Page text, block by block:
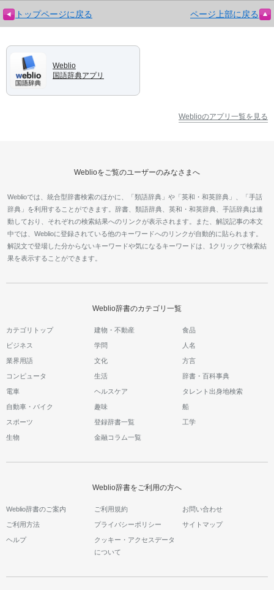
トップページに戻る ページ上部に戻る
Weblio
国語辞典アプリ
Weblioのアプリ一覧を見る
Weblioをご覧のユーザーのみなさまへ
Weblioでは、統合型辞書検索のほかに、「類語辞典」や「英和・和英辞典」、「手話
辞典」を利用することができます。辞書、類語辞典、英和・和英辞典、手話辞典は連
動しており、それぞれの検索結果へのリンクが表示されます。また、解説記事の本文
中では、Weblioに登録されている他のキーワードへのリンクが自動的に貼られます。
解説文で登場した分からないキーワードや気になるキーワードは、1クリックで検索結
果を表示することができます。
Weblio辞書のカテゴリ一覧
カテゴリトップ 建物・不動産 食品
ビジネス 学問 人名
業界用語 文化 方言
コンピュータ 生活 辞書・百科事典
電車 ヘルスケア タレント出身地検索
自動車・バイク 趣味 船
スポーツ 登録辞書一覧 工学
生物 金融コラム一覧
Weblio辞書をご利用の方へ
Weblio辞書のご案内 ご利用規約 お問い合わせ
ご利用方法 プライバシーポリシー サイトマップ
ヘルプ
クッキー・アクセスデータ
について